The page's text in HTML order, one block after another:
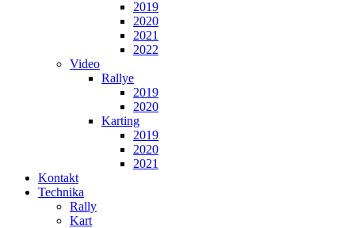
2019
2020
2021
2022
Video
Rallye
2019
2020
Karting
2019
2020
2021
Kontakt
Technika
Rally
Kart